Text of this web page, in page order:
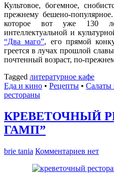
Культовое, богемное,
прежнему бешено-
которое вот уже 130 лет
интеллектуальной и
“Два маго”, его прямой
греется в лучах прошлой
почтенный возраст, по-
Tagged литературное кафе
Еда и кино • Рецепты • Салаты
рестораны
КРЕВЕТОЧНЫЙ
ГАМП”
brie tania Комментариев нет